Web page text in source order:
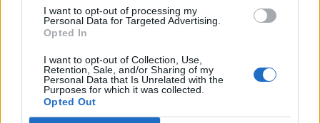
I want to opt-out of processing my
Personal Data for Targeted Advertising.
Opted In
I want to opt-out of Collection, Use,
Retention, Sale, and/or Sharing of my
Personal Data that Is Unrelated with the
Purposes for which it was collected.
Opted Out
27 Φεβρουαρίου 2026
Πάνω από 100 μωρά έχουν
γεννηθεί μέσω εξωσωματικής, με
την υποστήριξη της Be-Live
27 Φεβρουαρίου 2026